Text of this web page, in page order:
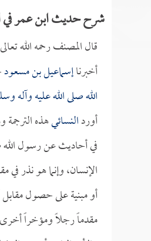
شرح حديث ابن عمر في
قال المصنف رحمه الله
أخبرناإسماعيل بن مسعود
الله صلى الله عليه وآله
أوردالنسائيهذه
في أحاديث عن رسول الله
الإنسان، وإنما هو نذر
أو مبنية على حصول
مقدماً رجلاً ومؤخراً